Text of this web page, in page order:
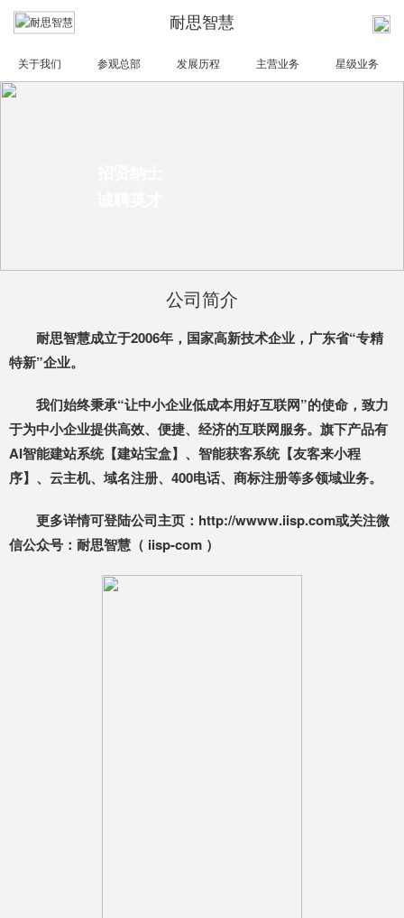
耐思智慧
关于我们 参观总部 发展历程 主营业务 星级业务
公司简介
耐思智慧成立于2006年，国家高新技术企业，广东省“专精
特新”企业。
我们始终秉承“让中小企业低成本用好互联网”的使命，致力
于为中小企业提供高效、便捷、经济的互联网服务。旗下产品有
AI智能建站系统【建站宝盒】、智能获客系统【友客来小程
序】、云主机、域名注册、400电话、商标注册等多领域业务。
更多详情可登陆公司主页：http://wwww.iisp.com或关注微
信公众号：耐思智慧（ iisp-com ）